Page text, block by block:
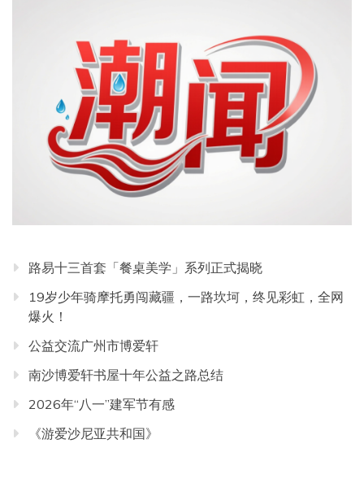
路易十三首套「餐桌美学」系列正式揭晓
19岁少年骑摩托勇闯藏疆，一路坎坷，终见彩虹，全网
爆火！
公益交流广州市博爱轩
南沙博爱轩书屋十年公益之路总结
2026年“八一”建军节有感
《游爱沙尼亚共和国》